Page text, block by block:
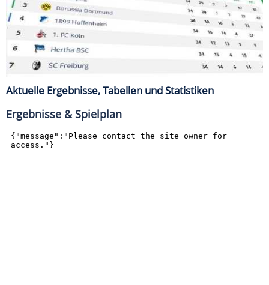
Aktuelle Ergebnisse, Tabellen und Statistiken
Ergebnisse & Spielplan